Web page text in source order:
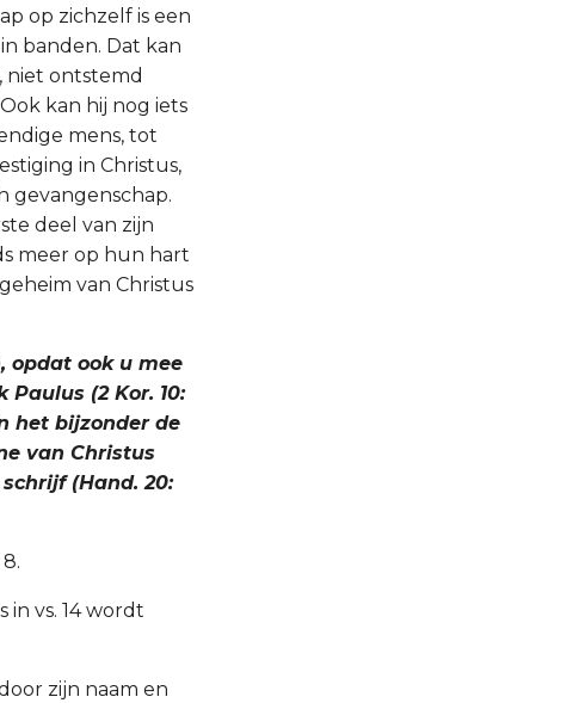
op zichzelf is een
banden. Dat kan
niet ontstemd
kan hij nog iets
mens, tot
in Christus,
gevangenschap.
deel van zijn
meer op hun hart
van Christus
opdat ook u mee
(2 Kor. 10:
het bijzonder de
van Christus
(Hand. 20:
vs. 14 wordt
zijn naam en